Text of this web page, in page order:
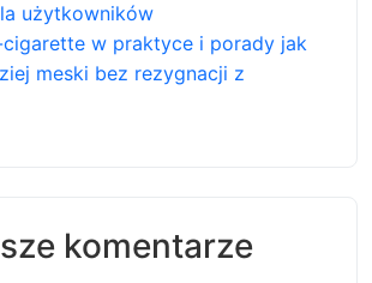
użytkowników
cigarette w praktyce i porady jak
meski bez rezygnacji z
komentarze